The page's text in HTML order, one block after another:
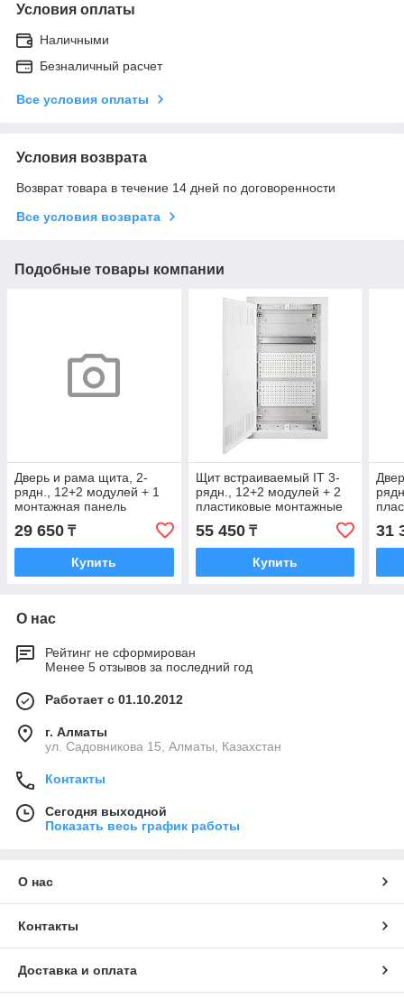
Условия оплаты
Наличными
Безналичный расчет
Все условия оплаты
Условия возврата
Возврат товара в течение 14 дней по договоренности
Все условия возврата
Подобные товары компании
Дверь и рама щита, 2-
рядн., 12+2 модулей + 1
монтажная панель
29 650 ₸
Купить
Щит встраиваемый IT 3-
рядн., 12+2 модулей + 2
пластиковые монтажные
55 450₸
Купить
31
О нас
Рейтинг не сформирован
Менее 5 отзывов за последний год
Работает с 01.10.2012
г. Алматы
ул. Садовникова 15, Алматы, Казахстан
Контакты
Сегодня выходной
Показать весь график работы
О нас
Контакты
Доставка и оплата